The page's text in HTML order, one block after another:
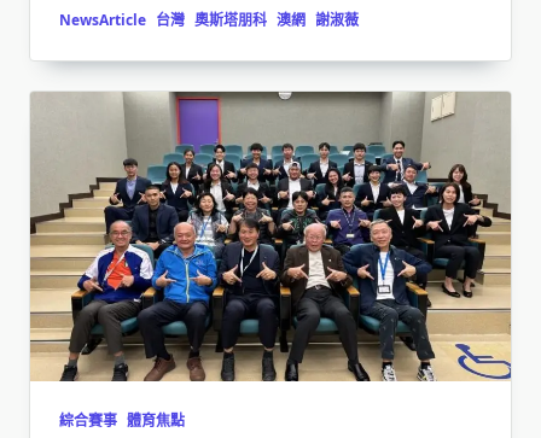
NewsArticle 台灣 奧斯塔朋科 澳網 謝淑薇
綜合賽事 體育焦點